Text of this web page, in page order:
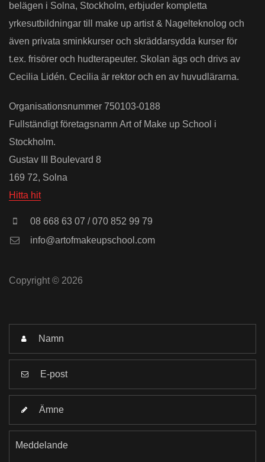
belägen i Solna, Stockholm, erbjuder kompletta
yrkesutbildningar till make up artist & Nagelteknolog och
även privata sminkkurser och skräddarsydda kurser för
t.ex. frisörer och hudterapeuter. Skolan ägs och drivs av
Cecilia Lidén. Cecilia är rektor och en av huvudlärarna.
Organisationsnummer 750103-0188
Fullständigt företagsnamn Art of Make up School i
Stockholm.
Gustav III Boulevard 8
169 72, Solna
Hitta hit
08 668 63 07 / 070 852 99 79
info@artofmakeupschool.com
Copyright © 2026